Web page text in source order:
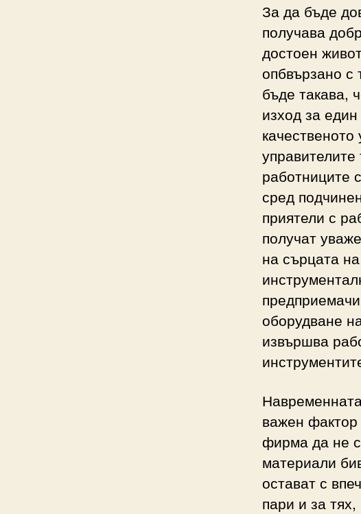
За да бъде
получава
достоен
опбвързано с
бъде такава,
изход за
работниците
сред
приятели с
получат
на сърцата
оборудване
извършва
важен
фирма да не
материали
остават с
пари и за